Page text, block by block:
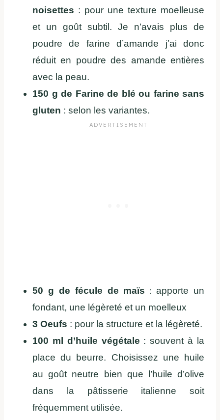
noisettes : pour une texture moelleuse
et un goût subtil. Je n’avais plus de
poudre de farine d’amande j’ai donc
réduit en poudre des amande entières
avec la peau.
150 g de Farine de blé ou farine sans
gluten : selon les variantes.
50 g de fécule de maïs : apporte un
fondant, une légèreté et un moelleux
3 Oeufs : pour la structure et la légèreté.
100 ml d’huile végétale : souvent à la
place du beurre. Choisissez une huile
au goût neutre bien que l’huile d’olive
dans la pâtisserie italienne soit
fréquemment utilisée.